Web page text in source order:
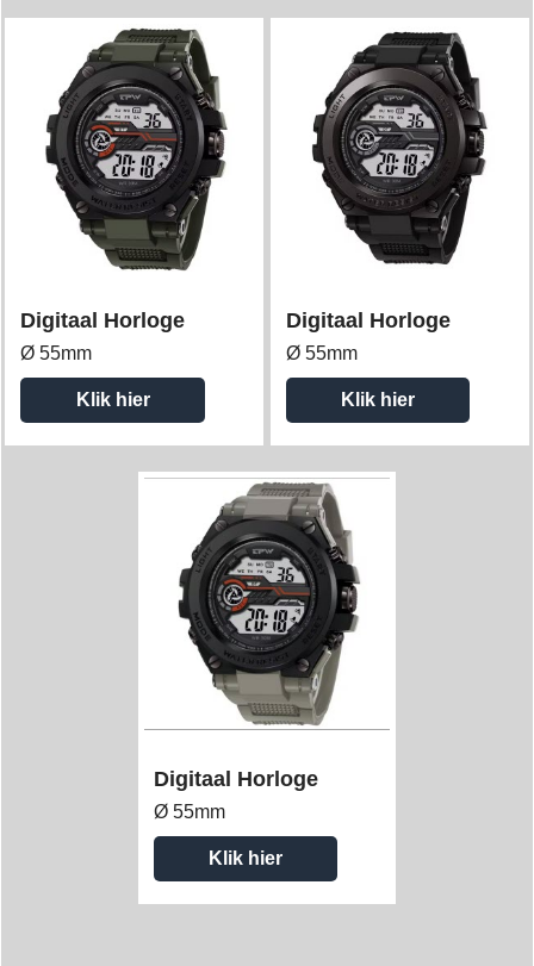
Digitaal Horloge
Ø 55mm
Klik hier
Digitaal Horloge
Ø 55mm
Klik hier
Digitaal Horloge
Ø 55mm
Klik hier